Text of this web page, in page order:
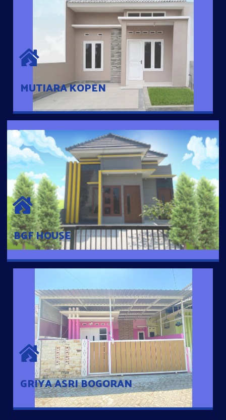
MUTIARA KOPEN
MUTIARA KOPEN
Hunian nyaman dengan suasana pedesaan. 10 menit dari pusat
kota, 2 menit dari Ring Road
BGF HOUSE
BGF HOUSE
Hunian Mewah Pusat Kota dengan fasilitas Free Desain, Dapur,
Parkir Mobil dengan 3 Kamar Tidur dan 2 Kamar Mandi.
GRIYA ASRI BOGORAN
GRIYA ASRI BOGORAN
Desain Modern Minimalis dengan Konsep Rumah Pintar
Sehingga Memudahkan Penghuni mengakses rumahnya
dengan Ponsel